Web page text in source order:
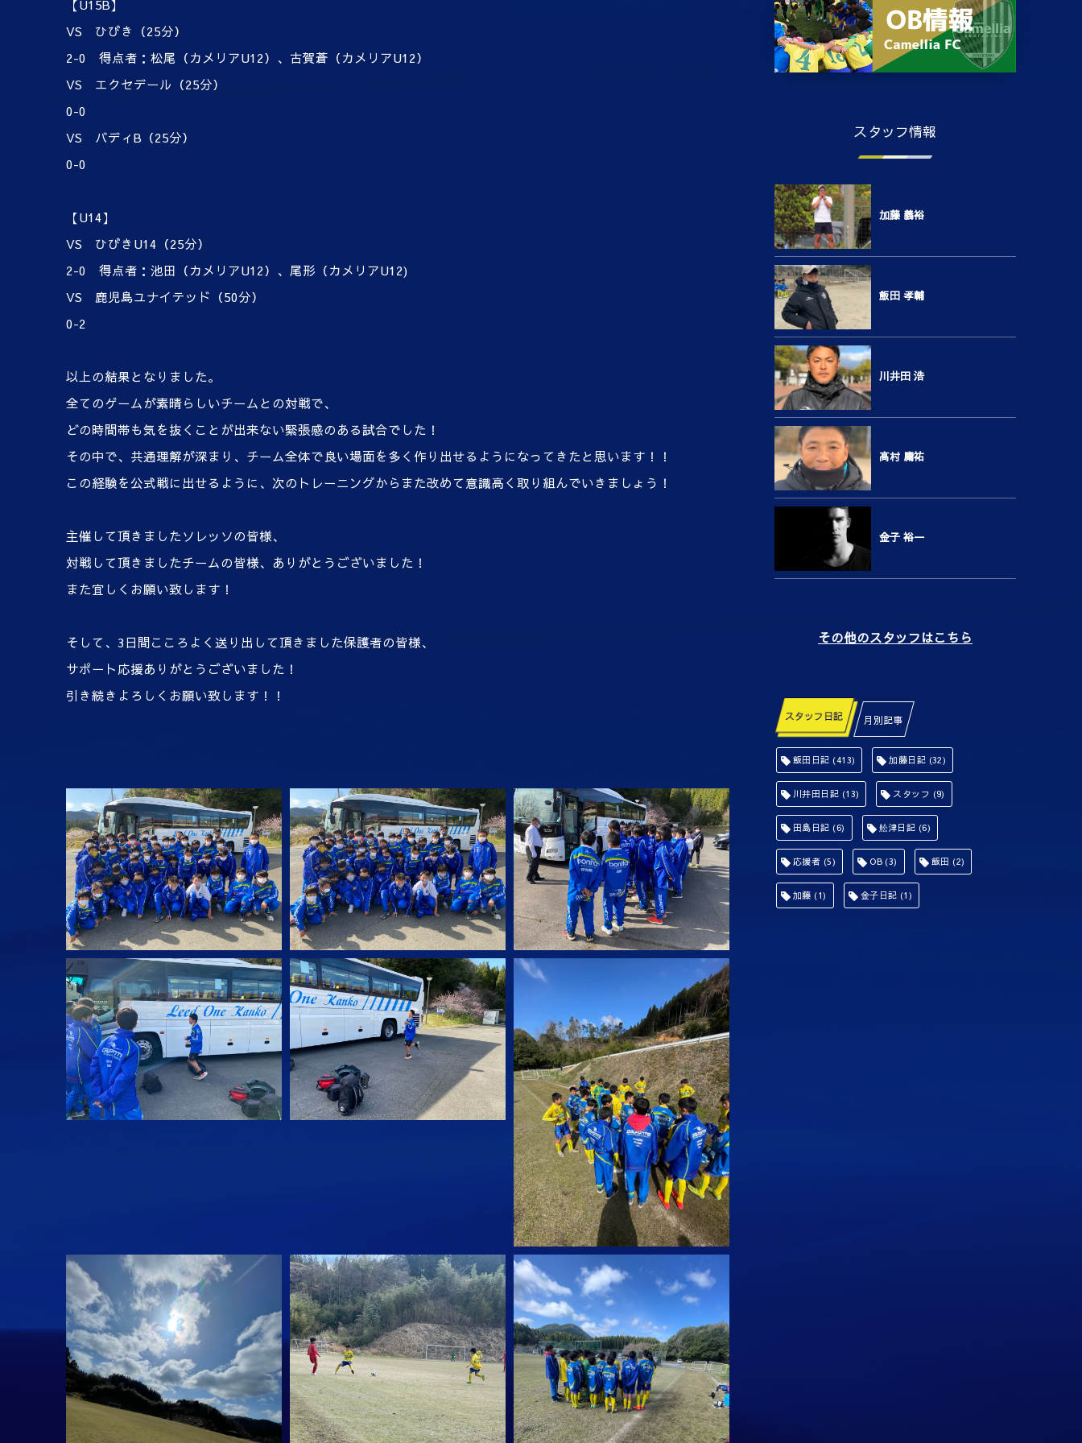
【U15B】
VS ひびき（25分）
2-0 得点者：松尾（カメリアU12）、古賀蒼（カメリアU12）
VS エクセデール（25分）
0-0
VS バディB（25分）
0-0
【U14】
VS ひびきU14（25分）
2-0 得点者：池田（カメリアU12）、尾形（カメリアU12)
VS 鹿児島ユナイテッド（50分）
0-2
以上の結果となりました。
全てのゲームが素晴らしいチームとの対戦で、
どの時間帯も気を抜くことが出来ない緊張感のある試合でした！
その中で、共通理解が深まり、チーム全体で良い場面を多く作り出せるようになってきたと思います！！
この経験を公式戦に出せるように、次のトレーニングからまた改めて意識高く取り組んでいきましょう！
主催して頂きましたソレッソの皆様、
対戦して頂きましたチームの皆様、ありがとうございました！
また宜しくお願い致します！
そして、3日間こころよく送り出して頂きました保護者の皆様、
サポート応援ありがとうございました！
引き続きよろしくお願い致します！！
スタッフ情報
加藤 義裕
飯田 孝輔
川井田 浩
高村 庸祐
金子 裕一
その他のスタッフはこちら
スタッフ日記 月別記事
飯田日記 (413) 加藤日記 (32)
川井田日記 (13) スタッフ (9)
田島日記 (6) 舩津日記 (6)
応援者 (5) OB(3) 飯田 (2)
加藤 (1) 金子日記 (1)